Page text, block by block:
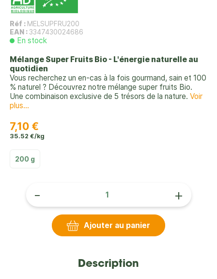
Réf : MELSUPFRU200
EAN : 3347430024686
En stock
Mélange Super Fruits Bio - L'énergie naturelle au
quotidien
Vous recherchez un en-cas à la fois gourmand, sain et 100
% naturel ? Découvrez notre mélange super fruits Bio.
Une combinaison exclusive de 5 trésors de la nature. Voir
plus...
7,10 €
35.52 €/kg
200 g
- +
Ajouter au panier
Description